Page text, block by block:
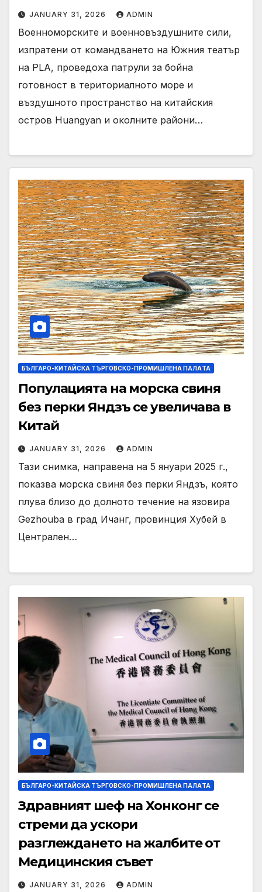
JANUARY 31, 2026 ADMIN
Военноморските и военновъздушните сили,
изпратени от командването на Южния театър
на PLA, проведоха патрули за бойна
готовност в териториалното море и
въздушното пространство на китайския
остров Huangyan и околните райони…
БЪЛГАРО-КИТАЙСКА ТЪРГОВСКО-ПРОМИШЛЕНА ПАЛAТА
Популацията на морска свиня
без перки Яндзъ се увеличава в
Китай
JANUARY 31, 2026 ADMIN
Тази снимка, направена на 5 януари 2025 г.,
показва морска свиня без перки Яндзъ, която
плува близо до долното течение на язовира
Gezhouba в град Ичанг, провинция Хубей в
Централен…
БЪЛГАРО-КИТАЙСКА ТЪРГОВСКО-ПРОМИШЛЕНА ПАЛAТА
Здравният шеф на Хонконг се
стреми да ускори
разглеждането на жалбите от
Медицинския съвет
JANUARY 31, 2026 ADMIN